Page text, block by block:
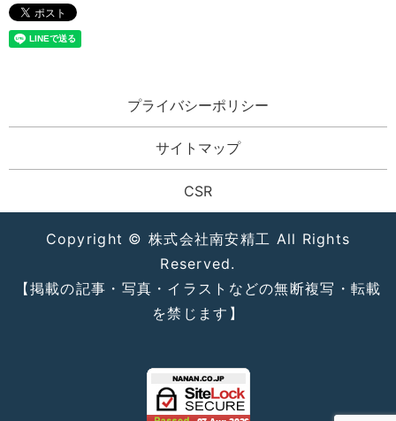
プライバシーポリシー
サイトマップ
CSR
Copyright © 株式会社南安精工 All Rights
Reserved.
【掲載の記事・写真・イラストなどの無断複写・転載
を禁じます】